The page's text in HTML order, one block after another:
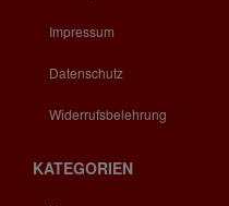
Impressum
Datenschutz
Widerrufsbelehrung
KATEGORIEN